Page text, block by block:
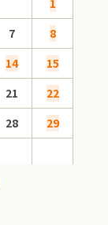
7
8
14
15
21
22
28
29